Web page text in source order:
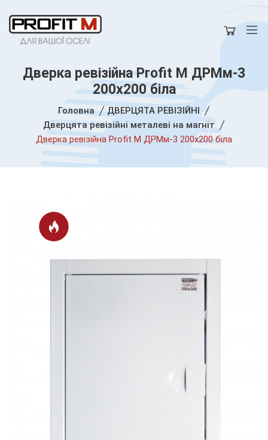
Дверка ревізійна Profit M ДРМм-3
200х200 біла
Головна
ДВЕРЦЯТА РЕВІЗІЙНІ
Дверцята ревізійні металеві на магніт
Дверка ревізійна Profit M ДРМм-3 200х200 біла